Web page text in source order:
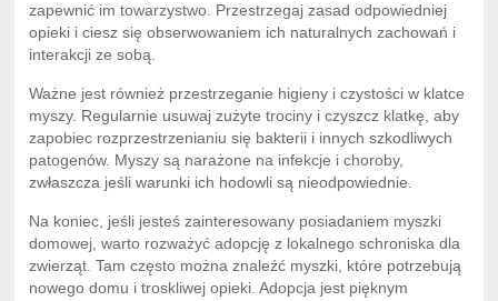
zapewnić im towarzystwo. Przestrzegaj zasad odpowiedniej
opieki i ciesz się obserwowaniem ich naturalnych zachowań i
interakcji ze sobą.
Ważne jest również przestrzeganie higieny i czystości w klatce
myszy. Regularnie usuwaj zużyte trociny i czyszcz klatkę, aby
zapobiec rozprzestrzenianiu się bakterii i innych szkodliwych
patogenów. Myszy są narażone na infekcje i choroby,
zwłaszcza jeśli warunki ich hodowli są nieodpowiednie.
Na koniec, jeśli jesteś zainteresowany posiadaniem myszki
domowej, warto rozważyć adopcję z lokalnego schroniska dla
zwierząt. Tam często można znaleźć myszki, które potrzebują
nowego domu i troskliwej opieki. Adopcja jest pięknym